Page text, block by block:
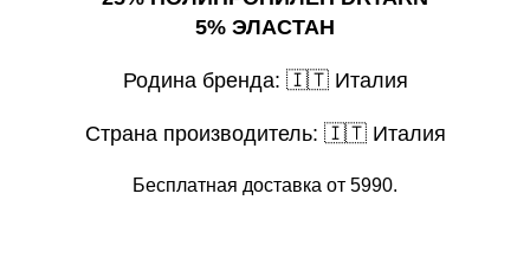
5% ЭЛАСТАН
Родина бренда: 🇮🇹 Италия
Страна производитель: 🇮🇹 Италия
Бесплатная доставка от 5990.